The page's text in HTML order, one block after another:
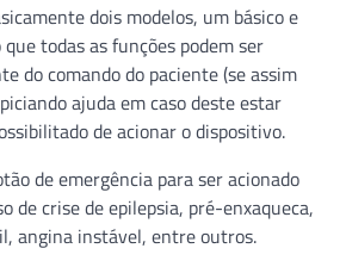
dois modelos, um básico e
todas as funções podem ser
do comando do paciente (se assim
ajuda em caso deste estar
de acionar o dispositivo.
de emergência para ser acionado
de crise de epilepsia, pré-enxaqueca,
angina instável, entre outros.